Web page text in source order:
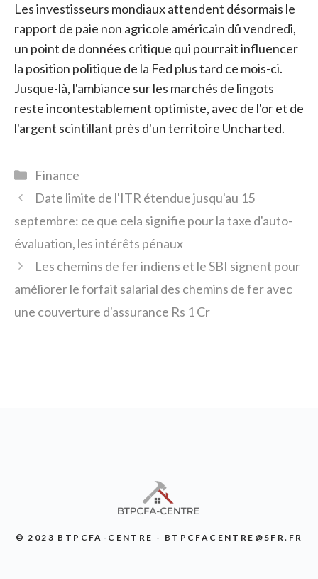
Les investisseurs mondiaux attendent désormais le
rapport de paie non agricole américain dû vendredi,
un point de données critique qui pourrait influencer
la position politique de la Fed plus tard ce mois-ci.
Jusque-là, l'ambiance sur les marchés de lingots
reste incontestablement optimiste, avec de l'or et de
l'argent scintillant près d'un territoire Uncharted.
Catégories
Finance
Date limite de l'ITR étendue jusqu'au 15
septembre: ce que cela signifie pour la taxe d'auto-
évaluation, les intérêts pénaux
Les chemins de fer indiens et le SBI signent pour
améliorer le forfait salarial des chemins de fer avec
une couverture d'assurance Rs 1 Cr
© 2023 BTPCFA-CENTRE - BTPCFACENTRE@SFR.FR